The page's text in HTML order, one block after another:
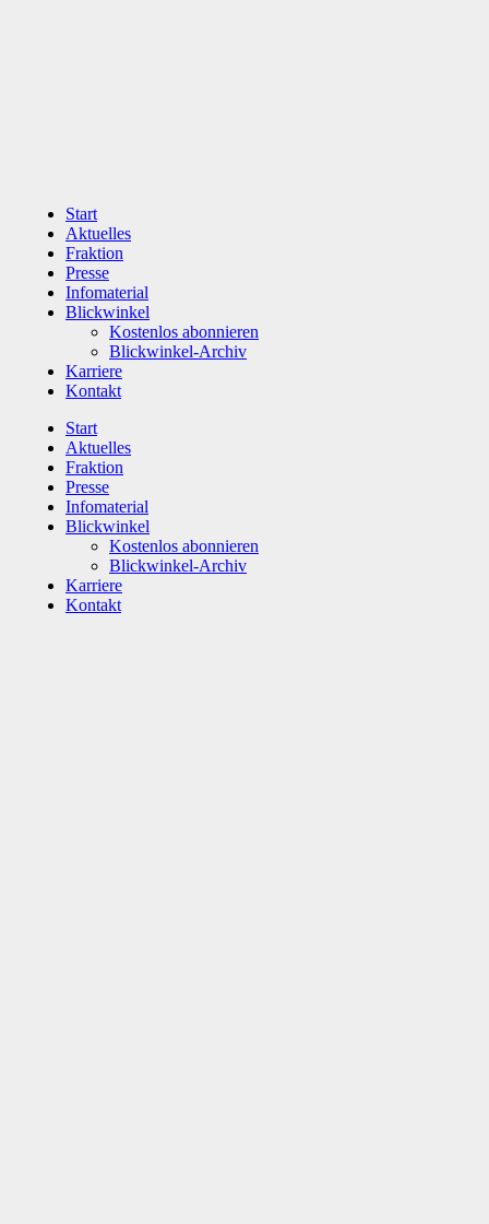
Start
Aktuelles
Fraktion
Presse
Infomaterial
Blickwinkel
Kostenlos abonnieren
Blickwinkel-Archiv
Karriere
Kontakt
Start
Aktuelles
Fraktion
Presse
Infomaterial
Blickwinkel
Kostenlos abonnieren
Blickwinkel-Archiv
Karriere
Kontakt